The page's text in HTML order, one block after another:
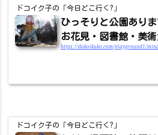
ドコイク子の「今日どこ行く?」
ひっそりと公園あり
お花見・図書館・美
https://dokoikuko.com/playground1/
ドコイク子の「今日どこ行く?」